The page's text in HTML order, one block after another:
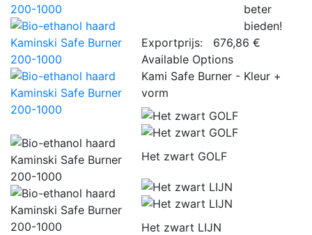
beter
bieden!
Exportprijs:
676,86 €
Available Options
Kami Safe Burner - Kleur +
vorm
Het zwart GOLF
Het zwart LIJN